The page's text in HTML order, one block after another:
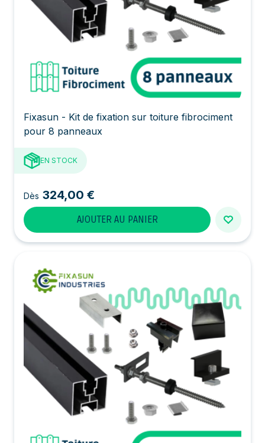
Fixasun - Kit de fixation sur toiture fibrociment
pour 8 panneaux
EN STOCK
Dès 324,00 €
AJOUTER AU PANIER